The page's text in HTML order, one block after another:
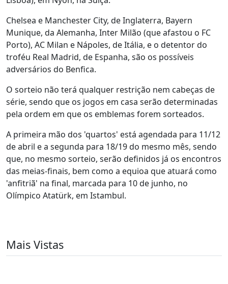
Chelsea e Manchester City, de Inglaterra, Bayern
Munique, da Alemanha, Inter Milão (que afastou o FC
Porto), AC Milan e Nápoles, de Itália, e o detentor do
troféu Real Madrid, de Espanha, são os possíveis
adversários do Benfica.
O sorteio não terá qualquer restrição nem cabeças de
série, sendo que os jogos em casa serão determinadas
pela ordem em que os emblemas forem sorteados.
A primeira mão dos 'quartos' está agendada para 11/12
de abril e a segunda para 18/19 do mesmo mês, sendo
que, no mesmo sorteio, serão definidos já os encontros
das meias-finais, bem como a equioa que atuará como
'anfitriã' na final, marcada para 10 de junho, no
Olímpico Atatürk, em Istambul.
Mais Vistas